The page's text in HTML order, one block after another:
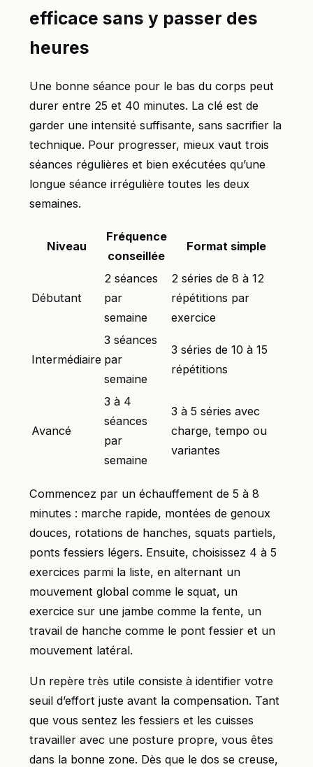
efficace sans y passer des
heures
Une bonne séance pour le bas du corps peut
durer entre 25 et 40 minutes. La clé est de
garder une intensité suffisante, sans sacrifier la
technique. Pour progresser, mieux vaut trois
séances régulières et bien exécutées qu’une
longue séance irrégulière toutes les deux
semaines.
Niveau
Fréquence
conseillée
Format simple
Débutant
2 séances
par
semaine
2 séries de 8 à 12
répétitions par
exercice
Intermédiaire
3 séances
par
semaine
3 séries de 10 à 15
répétitions
Avancé
3 à 4
séances
par
semaine
3 à 5 séries avec
charge, tempo ou
variantes
Commencez par un échauffement de 5 à 8
minutes : marche rapide, montées de genoux
douces, rotations de hanches, squats partiels,
ponts fessiers légers. Ensuite, choisissez 4 à 5
exercices parmi la liste, en alternant un
mouvement global comme le squat, un
exercice sur une jambe comme la fente, un
travail de hanche comme le pont fessier et un
mouvement latéral.
Un repère très utile consiste à identifier votre
seuil d’effort juste avant la compensation. Tant
que vous sentez les fessiers et les cuisses
travailler avec une posture propre, vous êtes
dans la bonne zone. Dès que le dos se creuse,